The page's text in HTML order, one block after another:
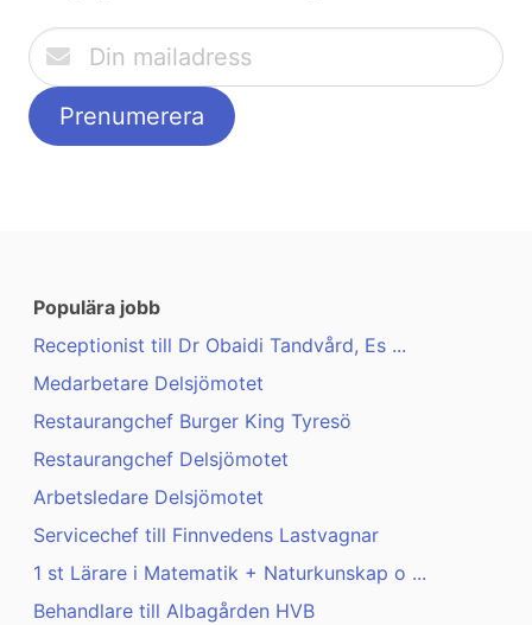
Populära jobb
Receptionist till Dr Obaidi Tandvård, Es ...
Medarbetare Delsjömotet
Restaurangchef Burger King Tyresö
Restaurangchef Delsjömotet
Arbetsledare Delsjömotet
Servicechef till Finnvedens Lastvagnar
1 st Lärare i Matematik + Naturkunskap o ...
Behandlare till Albagården HVB